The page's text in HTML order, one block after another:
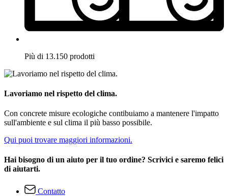
Più di 13.150 prodotti
Lavoriamo nel rispetto del clima.
Con concrete misure ecologiche contibuiamo a mantenere l'impatto
sull'ambiente e sul clima il più basso possibile.
Qui puoi trovare maggiori informazioni.
Hai bisogno di un aiuto per il tuo ordine? Scrivici e saremo felici
di aiutarti.
Contatto